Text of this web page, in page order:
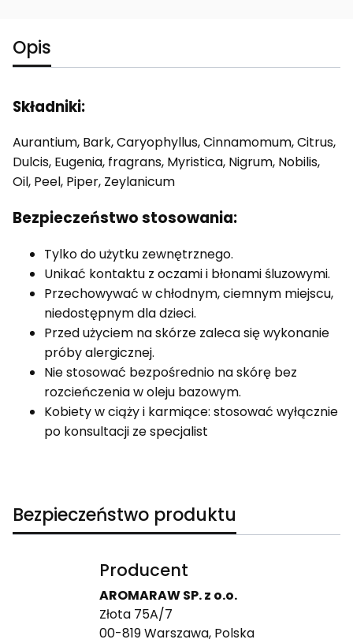
Opis
Składniki:
Aurantium, Bark, Caryophyllus, Cinnamomum, Citrus,
Dulcis, Eugenia, fragrans, Myristica, Nigrum, Nobilis,
Oil, Peel, Piper, Zeylanicum
Bezpieczeństwo stosowania:
Tylko do użytku zewnętrznego.
Unikać kontaktu z oczami i błonami śluzowymi.
Przechowywać w chłodnym, ciemnym miejscu,
niedostępnym dla dzieci.
Przed użyciem na skórze zaleca się wykonanie
próby alergicznej.
Nie stosować bezpośrednio na skórę bez
rozcieńczenia w oleju bazowym.
Kobiety w ciąży i karmiące: stosować wyłącznie
po konsultacji ze specjalist
Bezpieczeństwo produktu
Producent
AROMARAW SP. z o.o.
Złota 75A/7
00-819 Warszawa, Polska